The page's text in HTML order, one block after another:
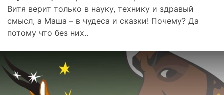
Витя верит только в науку, технику и здравый
смысл, а Маша – в чудеса и сказки! Почему? Да
потому что без них..